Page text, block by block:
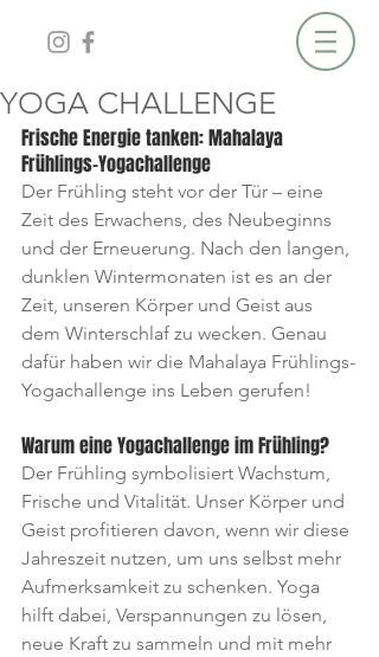
YOGA CHALLENGE
Frische Energie tanken: Mahalaya
Frühlings-Yogachallenge
Der Frühling steht vor der Tür – eine
Zeit des Erwachens, des Neubeginns
und der Erneuerung. Nach den langen,
dunklen Wintermonaten ist es an der
Zeit, unseren Körper und Geist aus
dem Winterschlaf zu wecken. Genau
dafür haben wir die Mahalaya Frühlings-
Yogachallenge ins Leben gerufen!
Warum eine Yogachallenge im Frühling?
Der Frühling symbolisiert Wachstum,
Frische und Vitalität. Unser Körper und
Geist profitieren davon, wenn wir diese
Jahreszeit nutzen, um uns selbst mehr
Aufmerksamkeit zu schenken. Yoga
hilft dabei, Verspannungen zu lösen,
neue Kraft zu sammeln und mit mehr